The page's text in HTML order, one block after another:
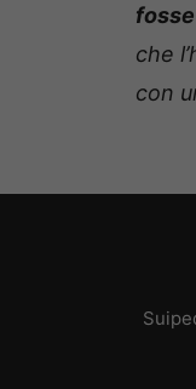
che
con